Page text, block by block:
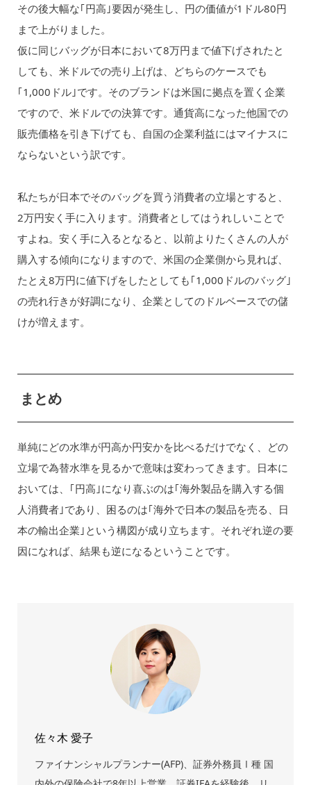
その後大幅な｢円高｣要因が発生し、円の価値が1ドル80円
まで上がりました。
仮に同じバッグが日本において8万円まで値下げされたと
しても、米ドルでの売り上げは、どちらのケースでも
｢1,000ドル｣です。そのブランドは米国に拠点を置く企業
ですので、米ドルでの決算です。通貨高になった他国での
販売価格を引き下げても、自国の企業利益にはマイナスに
ならないという訳です。
私たちが日本でそのバッグを買う消費者の立場とすると、
2万円安く手に入ります。消費者としてはうれしいことで
すよね。安く手に入るとなると、以前よりたくさんの人が
購入する傾向になりますので、米国の企業側から見れば、
たとえ8万円に値下げをしたとしても｢1,000ドルのバッグ｣
の売れ行きが好調になり、企業としてのドルベースでの儲
けが増えます。
まとめ
単純にどの水準が円高か円安かを比べるだけでなく、どの
立場で為替水準を見るかで意味は変わってきます。日本に
おいては、｢円高｣になり喜ぶのは｢海外製品を購入する個
人消費者｣であり、困るのは｢海外で日本の製品を売る、日
本の輸出企業｣という構図が成り立ちます。それぞれ逆の要
因になれば、結果も逆になるということです。
佐々木 愛子
ファイナンシャルプランナー(AFP)、証券外務員Ⅰ種 国